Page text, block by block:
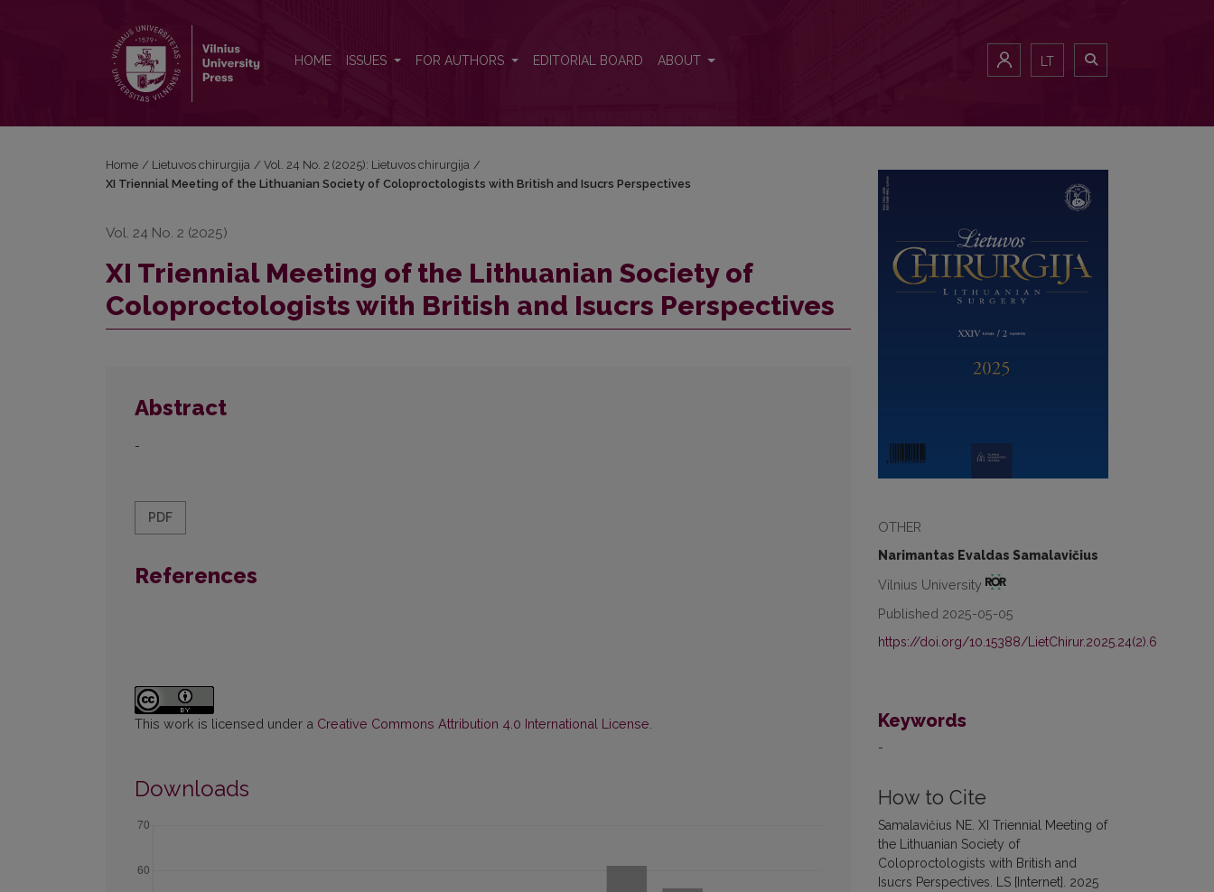
HOME ISSUES FOR AUTHORS EDITORIAL BOARD ABOUT LT
OTHER
Narimantas Evaldas Samalavičius
Vilnius University
Published 2025-05-05
https://doi.org/10.15388/LietChirur.2025.24(2).6
Keywords
-
How to Cite
Samalavičius NE. XI Triennial Meeting of
the Lithuanian Society of
Coloproctologists with British and
Isucrs Perspectives. LS [Internet]. 2025
Home / Lietuvos chirurgija / Vol. 24 No. 2 (2025): Lietuvos chirurgija /
XI Triennial Meeting of the Lithuanian Society of Coloproctologists with British and Isucrs Perspectives
Vol. 24 No. 2 (2025)
XI Triennial Meeting of the Lithuanian Society of
Coloproctologists with British and Isucrs Perspectives
Abstract
-
PDF
References
This work is licensed under a Creative Commons Attribution 4.0 International License
Downloads